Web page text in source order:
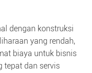
dengan konstruksi
yang rendah,
biaya untuk bisnis
tepat dan servis